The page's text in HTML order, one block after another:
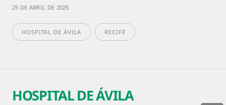
25 DE ABRIL DE 2025
HOSPITAL DE ÁVILA RECIFE
HOSPITAL DE ÁVILA